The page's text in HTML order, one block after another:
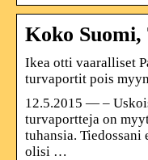
Koko
Ikea otti vaaralliset
turvaportit pois
12.5.2015 — –
turvaportteja on
tuhansia.
olisi …